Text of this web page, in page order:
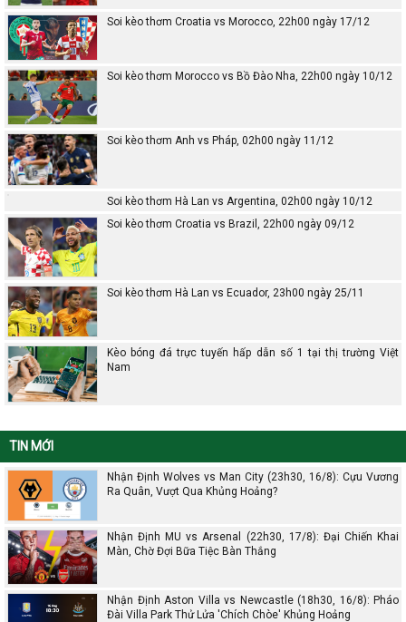
Soi kèo thơm Croatia vs Morocco, 22h00 ngày 17/12
Soi kèo thơm Morocco vs Bồ Đào Nha, 22h00 ngày 10/12
Soi kèo thơm Anh vs Pháp, 02h00 ngày 11/12
Soi kèo thơm Hà Lan vs Argentina, 02h00 ngày 10/12
Soi kèo thơm Croatia vs Brazil, 22h00 ngày 09/12
Soi kèo thơm Hà Lan vs Ecuador, 23h00 ngày 25/11
Kèo bóng đá trực tuyến hấp dẫn số 1 tại thị trường Việt
Nam
TIN MỚI
Nhận Định Wolves vs Man City (23h30, 16/8): Cựu Vương
Ra Quân, Vượt Qua Khủng Hoảng?
Nhận Định MU vs Arsenal (22h30, 17/8): Đại Chiến Khai
Màn, Chờ Đợi Bữa Tiệc Bàn Thắng
Nhận Định Aston Villa vs Newcastle (18h30, 16/8): Pháo
Đài Villa Park Thử Lửa 'Chích Chòe' Khủng Hoảng